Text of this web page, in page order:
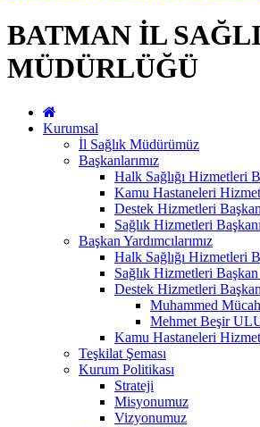
BATMAN İL
MÜDÜRLÜĞÜ
Kurumsal
İl Sağlık Müdürümüz
Başkanlarımız
Halk Sağlığı Hizmetleri
Kamu Hastaneleri
Destek Hizmetleri
Sağlık Hizmetleri Başkanı
Başkan Yardımcılarımız
Halk Sağlığı Hizmetleri
Sağlık Hizmetleri Başkan
Destek Hizmetleri Başkan
Muhammed
Mehmet Beşir
Kamu Hastaneleri
Teşkilat Şeması
Kurum Politikası
Strateji
Misyonumuz
Vizyonumuz